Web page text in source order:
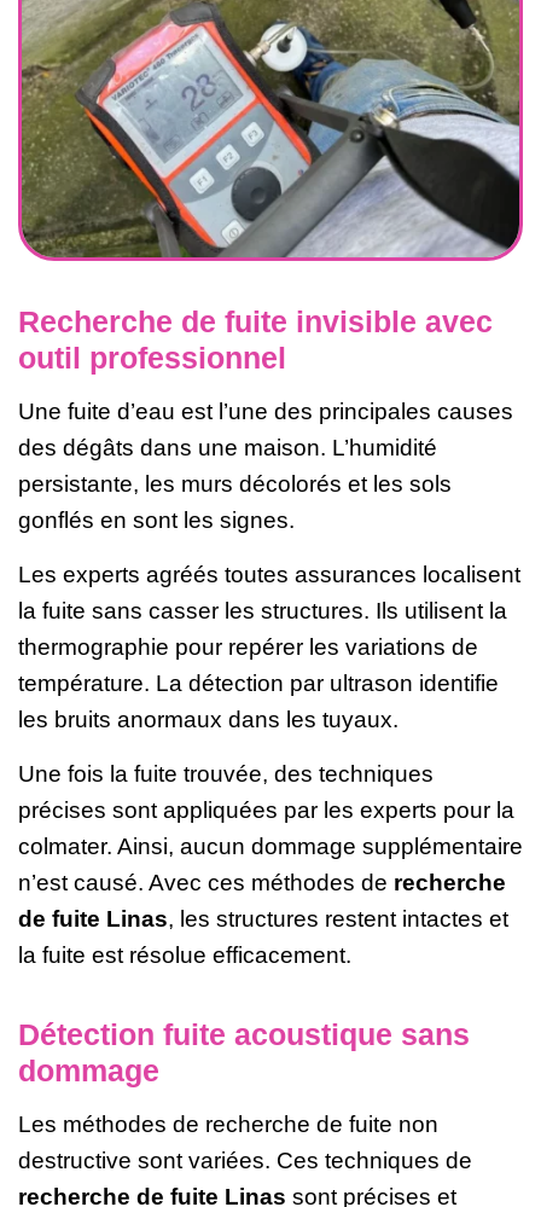
Recherche de fuite invisible avec
outil professionnel
Une fuite d’eau est l’une des principales causes
des dégâts dans une maison. L’humidité
persistante, les murs décolorés et les sols
gonflés en sont les signes.
Les experts agréés toutes assurances localisent
la fuite sans casser les structures. Ils utilisent la
thermographie pour repérer les variations de
température. La détection par ultrason identifie
les bruits anormaux dans les tuyaux.
Une fois la fuite trouvée, des techniques
précises sont appliquées par les experts pour la
colmater. Ainsi, aucun dommage supplémentaire
n’est causé. Avec ces méthodes de recherche
de fuite Linas, les structures restent intactes et
la fuite est résolue efficacement.
Détection fuite acoustique sans
dommage
Les méthodes de recherche de fuite non
destructive sont variées. Ces techniques de
recherche de fuite Linas sont précises et